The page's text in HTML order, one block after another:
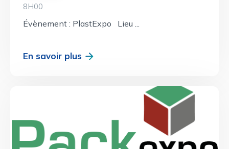
8H00
Évènement : PlastExpo Lieu ...
En savoir plus